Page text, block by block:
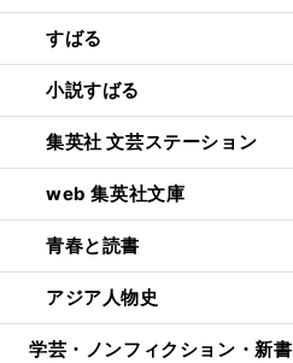
すばる
小説すばる
集英社 文芸ステーション
web 集英社文庫
青春と読書
アジア人物史
学芸・ノンフィクション・新書